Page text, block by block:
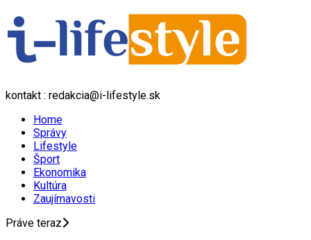
kontakt : redakcia@i-lifestyle.sk
Home
Správy
Lifestyle
Šport
Ekonomika
Kultúra
Zaujímavosti
Práve teraz